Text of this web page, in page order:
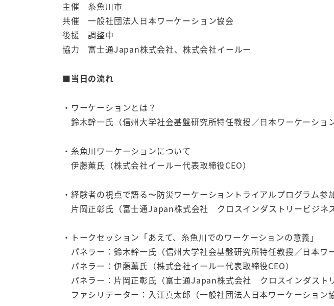
主催 糸魚川市
共催 一般社団法人日本ワーケーション協会
後援 調整中
協力 富士通Japan株式会社、株式会社イールー
■当日の流れ
・ワーケーションとは？
鈴木幹一氏（信州大学社会基盤研究所特任教授／日本ワーケーショ
・糸魚川ワーケーションについて
伊藤薫氏（株式会社イールー代表取締役CEO）
・経験者の視点で語る〜防災ワーケーショントライアルプログラム参
片岡正彰氏（富士通Japan株式会社 クロスインダストリービジネス
・トークセッション「あえて、糸魚川でのワーケーションの意義」
パネラー：鈴木幹一氏（信州大学社会基盤研究所特任教授／日本ワ
パネラー：伊藤薫氏（株式会社イールー代表取締役CEO）
パネラー：片岡正彰氏（富士通Japan株式会社 クロスインダストリ
ファシリテーター：入江真太郎（一般社団法人日本ワーケーション